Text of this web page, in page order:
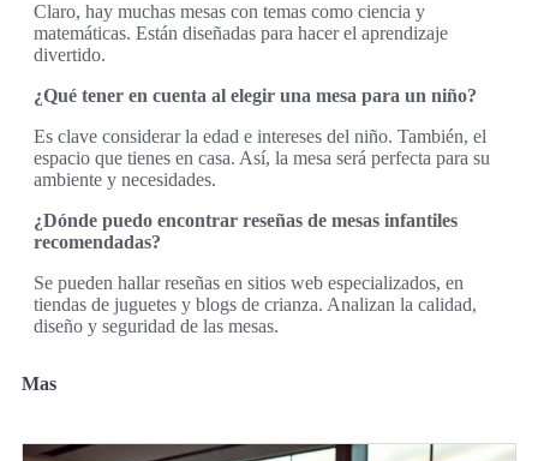
Claro, hay muchas mesas con temas como ciencia y
matemáticas. Están diseñadas para hacer el aprendizaje
divertido.
¿Qué tener en cuenta al elegir una mesa para un niño?
Es clave considerar la edad e intereses del niño. También, el
espacio que tienes en casa. Así, la mesa será perfecta para su
ambiente y necesidades.
¿Dónde puedo encontrar reseñas de mesas infantiles
recomendadas?
Se pueden hallar reseñas en sitios web especializados, en
tiendas de juguetes y blogs de crianza. Analizan la calidad,
diseño y seguridad de las mesas.
Mas